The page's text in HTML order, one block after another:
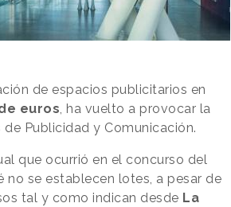
de espacios publicitarios en
euros , ha vuelto a provocar la
Publicidad y Comunicación.
que ocurrió en el concurso del
se establecen lotes, a pesar de
tal y como indican desde La